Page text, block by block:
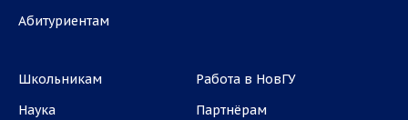
Абитуриентам
Школьникам
Наука
Работа в НовГУ
Партнёрам